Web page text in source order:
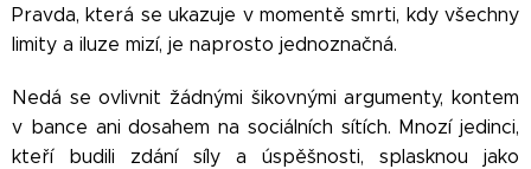
Pravda, která se ukazuje v momentě smrti, kdy všechny
limity a iluze mizí, je naprosto jednoznačná.
Nedá se ovlivnit žádnými šikovnými argumenty, kontem
v bance ani dosahem na sociálních sítích. Mnozí jedinci,
kteří budili zdání síly a úspěšnosti, splasknou jako